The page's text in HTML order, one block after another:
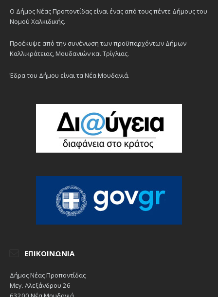
Ο Δήμος Νέας Προποντίδας είναι ένας από τους πέντε Δήμους του
Νομού Χαλκιδικής.
Προέκυψε από την συνένωση των προϋπαρχόντων Δήμων
Καλλικράτειας, Μουδανιών και Τρίγλιας.
Έδρα του Δήμου είναι τα Νέα Μουδανιά.
ΕΠΙΚΟΙΝΩΝΊΑ
Δήμος Νέας Προποντίδας
Μεγ. Αλεξάνδρου 26